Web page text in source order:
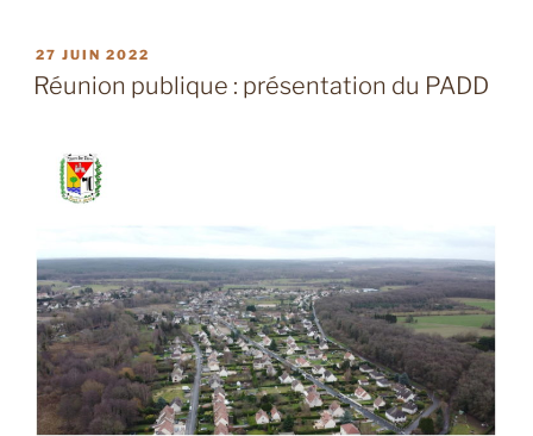
PUBLIÉ
LE
27 JUIN 2022
Réunion publique : présentation du PADD